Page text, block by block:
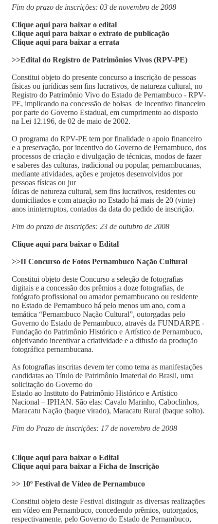
Fim do prazo de inscrições: 03 de novembro de 2008
Clique aqui para baixar o edital
Clique aqui para baixar o extrato de publicação
Clique aqui para baixar a errata
>>Edital do Registro de Patrimônios Vivos (RPV-PE)
Constitui objeto do presente concurso a inscrição de pessoas
físicas ou jurídicas sem fins lucrativos, de natureza cultural, no
Registro do Patrimônio Vivo do Estado de Pernambuco - RPV-
PE, implicando na concessão de bolsas de incentivo financeiro
por parte do Governo Estadual, em cumprimento ao disposto
na Lei 12.196, de 02 de maio de 2002.
O programa do RPV-PE tem por finalidade o apoio financeiro
e a preservação, por incentivo do Governo de Pernambuco, dos
processos de criação e divulgação de técnicas, modos de fazer
e saberes das culturas, tradicional ou popular, pernambucanas,
mediante atividades, ações e projetos desenvolvidos por
pessoas físicas ou jur
ídicas de natureza cultural, sem fins lucrativos, residentes ou
domiciliados e com atuação no Estado há mais de 20 (vinte)
anos ininterruptos, contados da data do pedido de inscrição.
Fim do prazo de inscrições: 23 de outubro de 2008
Clique aqui para baixar o Edital
>>II Concurso de Fotos Pernambuco Nação Cultural
Constitui objeto deste Concurso a seleção de fotografias
digitais e a concessão dos prêmios a doze fotografias, de
fotógrafo profissional ou amador pernambucano ou residente
no Estado de Pernambuco há pelo menos um ano, com a
temática “Pernambuco Nação Cultural”, outorgadas pelo
Governo do Estado de Pernambuco, através da FUNDARPE -
Fundação do Patrimônio Histórico e Artístico de Pernambuco,
objetivando incentivar a criatividade e a difusão da produção
fotográfica pernambucana.
As fotografias inscritas devem ter como tema as manifestações
candidatas ao Título de Patrimônio Imaterial do Brasil, uma
solicitação do Governo do
Estado ao Instituto do Patrimônio Histórico e Artístico
Nacional – IPHAN. São elas: Cavalo Marinho, Caboclinhos,
Maracatu Nação (baque virado), Maracatu Rural (baque solto).
Fim do Prazo de inscrições: 17 de novembro de 2008
Clique aqui para baixar o Edital
Clique aqui para baixar a Ficha de Inscrição
>> 10º Festival de Vídeo de Pernambuco
Constitui objeto deste Festival distinguir as diversas realizações
em vídeo em Pernambuco, concedendo prêmios, outorgados,
respectivamente, pelo Governo do Estado de Pernambuco,